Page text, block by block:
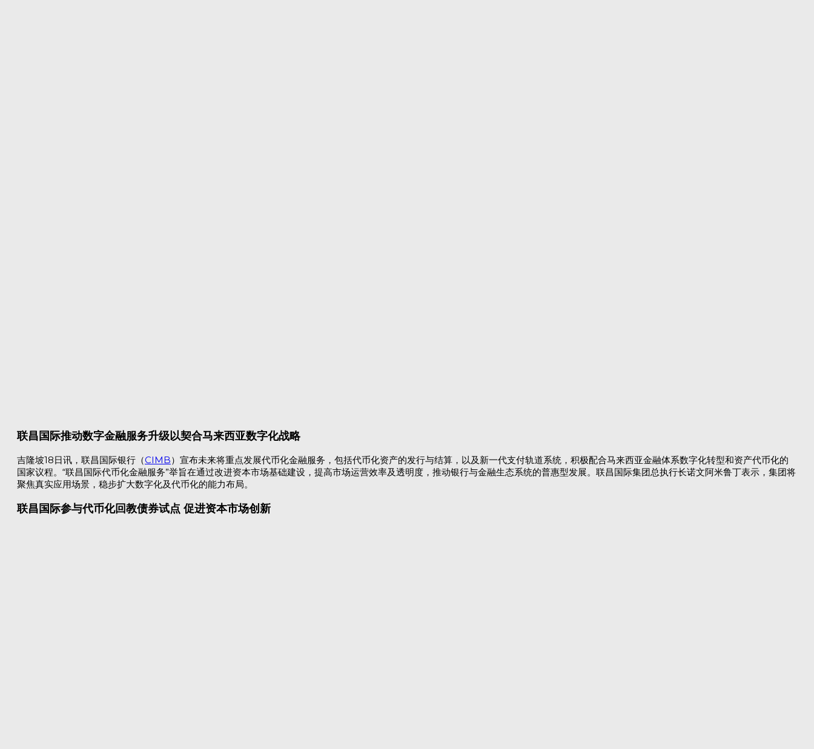
联昌国际推动数字金融服务升级以契合马来西亚数字化战略
吉隆坡18日讯，联昌国际银行（CIMB）宣布未来将重点发展代币化金融服务，包括代币化资产的发行与结算，以及新一代支付轨道系统，积极配合马来西亚金融体系数字化转型和资产代币化的
国家议程。“联昌国际代币化金融服务”举旨在通过改进资本市场基础建设，提高市场运营效率及透明度，推动银行与金融生态系统的普惠型发展。联昌国际集团总执行长诺文阿米鲁丁表示，集团将
聚焦真实应用场景，稳步扩大数字化及代币化的能力布局。
联昌国际参与代币化回教债券试点 促进资本市场创新